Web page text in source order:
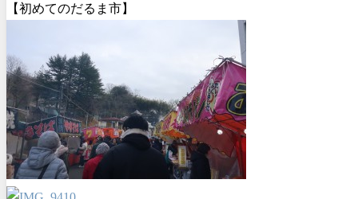
【初めてのだるま市】